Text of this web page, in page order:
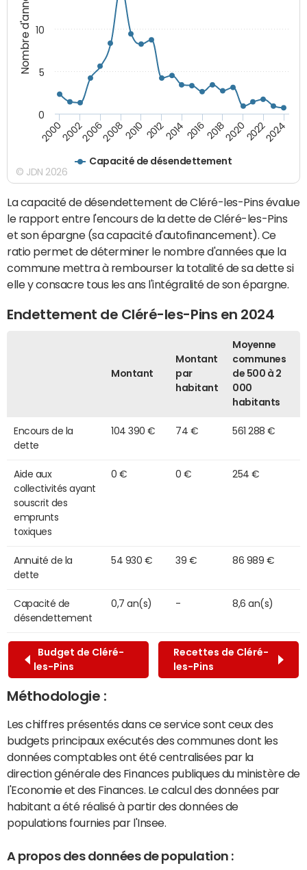
Nombre d'années
Capacité de désendettement
20002002200620082010 2012201420162018202020222024
0
5
10
© JDN 2026
La capacité de désendettement de Cléré-les-Pins évalue
le rapport entre l'encours de la dette de Cléré-les-Pins
et son épargne (sa capacité d'autofinancement). Ce
ratio permet de déterminer le nombre d'années que la
commune mettra à rembourser la totalité de sa dette si
elle y consacre tous les ans l'intégralité de son épargne.
Endettement de Cléré-les-Pins en 2024
Montant
Montant
par
habitant
Moyenne
communes
de 500 à 2
000
habitants
Encours de la
dette
104 390 € 74 € 561 288 €
Aide aux
collectivités ayant
souscrit des
emprunts
toxiques
0 € 0 € 254 €
Annuité de la
dette
54 930 € 39 € 86 989 €
Capacité de
désendettement
0,7 an(s) - 8,6 an(s)
Budget de Cléré-
les-Pins
Recettes de Cléré-
les-Pins
Méthodologie :
Les chiffres présentés dans ce service sont ceux des
budgets principaux exécutés des communes dont les
données comptables ont été centralisées par la
direction générale des Finances publiques du ministère de
l'Economie et des Finances. Le calcul des données par
habitant a été réalisé à partir des données de
populations fournies par l'Insee.
A propos des données de population :